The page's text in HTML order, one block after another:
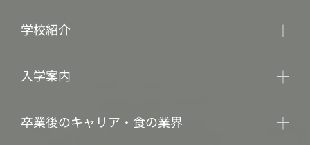
学校紹介
入学案内
卒業後のキャリア・食の業界